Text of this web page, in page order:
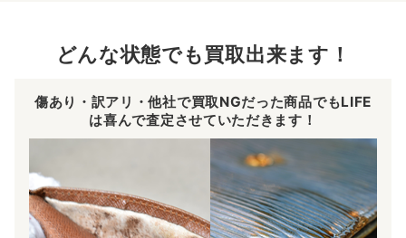
どんな状態でも買取出来ます！
傷あり・訳アリ・他社で買取NGだった商品でもLIFE
は喜んで査定させていただきます！